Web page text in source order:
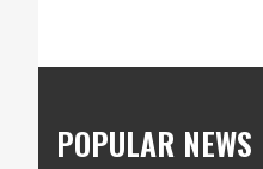
POPULAR NEWS